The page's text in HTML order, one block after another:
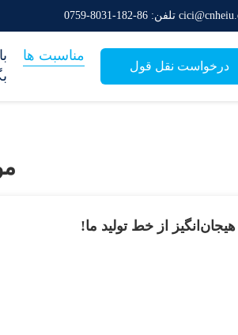
تلفن: 86-182-8031-0759
مناسبت ها
درخواست نقل قول
از خط تولید ما!